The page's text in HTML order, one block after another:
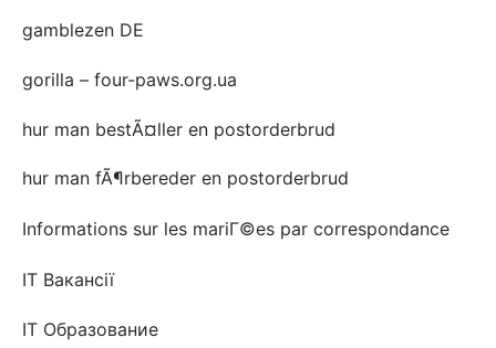
gamblezen DE
gorilla – four-paws.org.ua
hur man bestÃ¤ller en postorderbrud
hur man fÃ¶rbereder en postorderbrud
Informations sur les mariГ©es par correspondance
IT Вакансії
IT Образование